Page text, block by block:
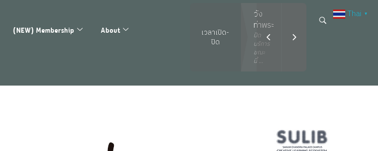
(NEW) Membership
About
เวลาเปิด-
ปิด
วัง
ท่าพระ
ปิด
บริการ
ขณะ
นี้ ...
เพชรบุรี
Thai ▼